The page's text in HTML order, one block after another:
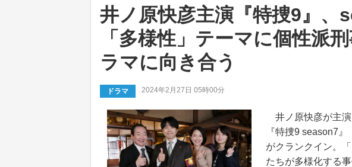
井ノ原快彦主演『特捜9』
「多様性」テーマに個性派
ラマに向き合う
ドラマ 2024年2月27日 05時00分
井ノ原快彦が主演
『特捜9 season7
がクランクイン。
たちが多様化する